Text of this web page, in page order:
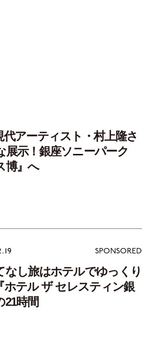
アーティスト・村上隆さ
展示！銀座ソニーパーク
博』へ
SPONSORED
なし旅はホテルでゆっくり
ホテル ザ セレスティン銀
21時間